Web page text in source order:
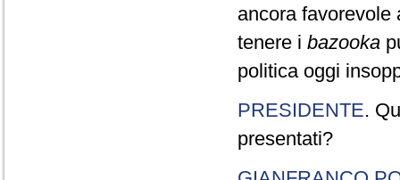
ancora favorevole
tenere i bazooka
politica oggi
PRESIDENTE.
presentati?